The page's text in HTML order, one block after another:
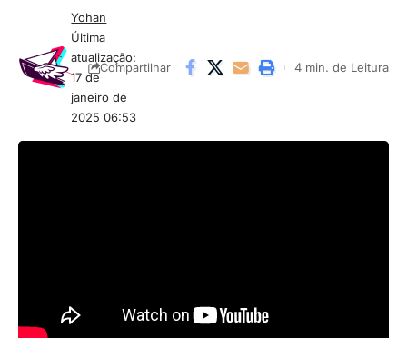
Última
atualização:
17 de
janeiro de
2025 06:53
Yohan
Compartilhar 4 min. de Leitura